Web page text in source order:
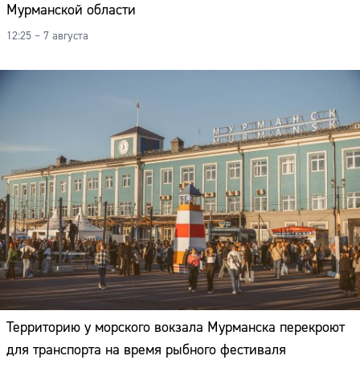
Мурманской области
12:25 – 7 августа
Территорию у морского вокзала Мурманска перекроют
для транспорта на время рыбного фестиваля